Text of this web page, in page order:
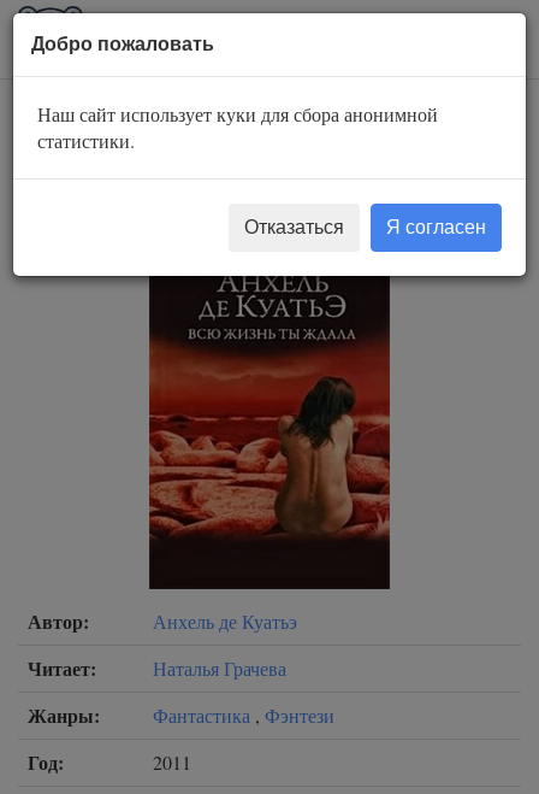
AuBook.org
Всю жизнь ты
ждала
Автор: Анхель де Куатьэ
Читает: Наталья Грачева
Жанры: Фантастика , Фэнтези
Год: 2011
Добро пожаловать
Наш сайт использует куки для сбора анонимной
статистики.
Отказаться Я согласен